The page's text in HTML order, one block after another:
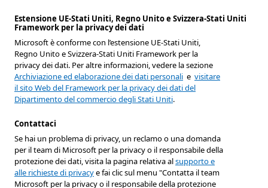
Estensione UE-Stati Uniti, Regno Unito e Svizzera-Stati Uniti
Framework per la privacy dei dati
Microsoft è conforme con l’estensione UE-Stati Uniti,
Regno Unito e Svizzera-Stati Uniti Framework per la
privacy dei dati. Per altre informazioni, vedere la sezione
Archiviazione ed elaborazione dei dati personali e visitare
il sito Web del Framework per la privacy dei dati del
Dipartimento del commercio degli Stati Uniti.
Contattaci
Se hai un problema di privacy, un reclamo o una domanda
per il team di Microsoft per la privacy o il responsabile della
protezione dei dati, visita la pagina relativa alsupporto e
alle richieste di privacye fai clic sul menu "Contatta il team
Microsoft per la privacy o il responsabile della protezione